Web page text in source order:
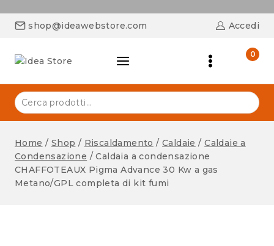
shop@ideawebstore.com Accedi
0
Home / Shop / Riscaldamento / Caldaie / Caldaie a
Condensazione / Caldaia a condensazione
CHAFFOTEAUX Pigma Advance 30 Kw a gas
Metano/GPL completa di kit fumi